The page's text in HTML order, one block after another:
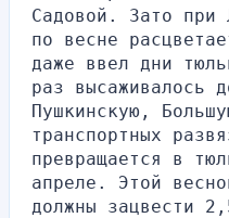
Садовой. Зато при
по весне
даже ввел дни
раз высаживалось
Пушкинскую,
транспортных
превращается в
апреле. Этой
должны зацвести